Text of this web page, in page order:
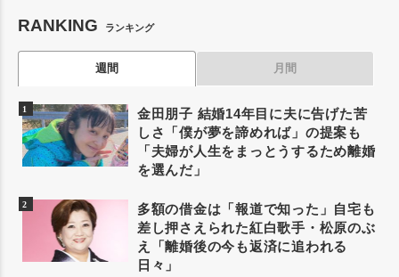
RANKING ランキング
週間 月間
金田朋子 結婚14年目に夫に告げた苦
しさ「僕が夢を諦めれば」の提案も
「夫婦が人生をまっとうするため離婚
を選んだ」
多額の借金は「報道で知った」自宅も
差し押さえられた紅白歌手・松原のぶ
え「離婚後の今も返済に追われる
日々」